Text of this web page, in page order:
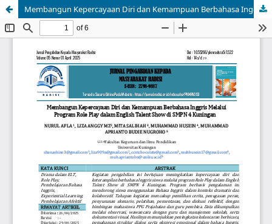
Membangun Kepercayaan Diri dan Kemampuan Berbahasa Inggris Melalui Program Role Play dalam English Talent Show di SMPN 4 Kuningan